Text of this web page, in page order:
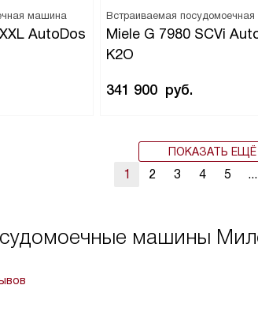
машина
AutoDos
Встраиваемая
Miele G 7980 SCVi
K2O
341 900 руб.
ПОКАЗАТЬ ЕЩЁ
1 2 3 4 5 ...
машины